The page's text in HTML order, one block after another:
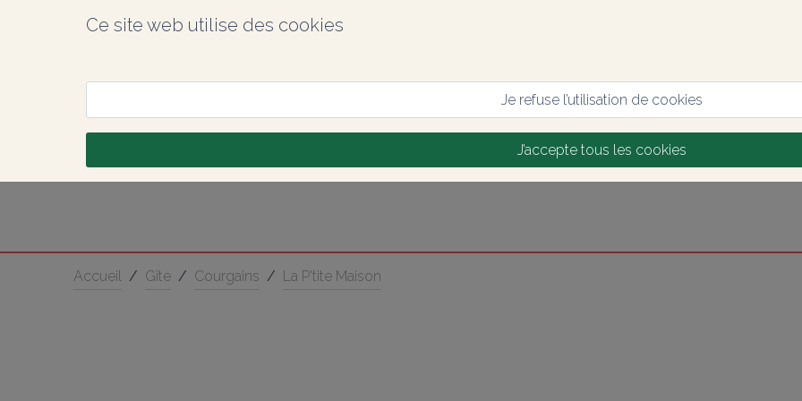
Ce site web utilise des cookies
Je refuse l’utilisation de cookies
J’accepte tous les cookies
Accueil / Gîte / Courgains / La P'tite Maison